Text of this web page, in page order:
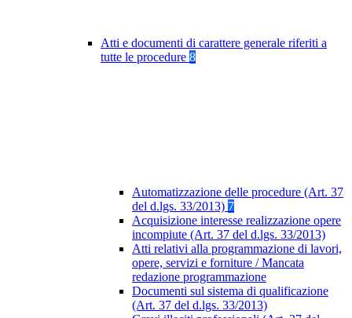
Atti e documenti di carattere generale riferiti a
tutte le procedure 8
Automatizzazione delle procedure (Art. 37
del d.lgs. 33/2013) 7
Acquisizione interesse realizzazione opere
incompiute (Art. 37 del d.lgs. 33/2013)
Atti relativi alla programmazione di lavori,
opere, servizi e forniture / Mancata
redazione programmazione
Documenti sul sistema di qualificazione
(Art. 37 del d.lgs. 33/2013)